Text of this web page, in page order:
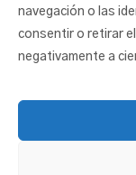
navegación o las
consentir o retirar
negativamente a